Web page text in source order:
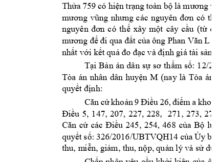
Thửa 759 có hiện trạng toàn bộ là mương
mương vũng nhưng các nguyên đơn có
nguyên đơn có thể xây một cây cầu (từ đấ
mương để đi qua đất của ông Phan Văn L
nhất với kết quả đo đạc và định giá tài sản.
Tại Bản án dân sự sơ thẩm số: 12/
Tòa án nhân dân huyện M (nay là Tòa án
quyết định:
Căn cứ khoản 9 Điều 26, điểm a kh
Điều 5, 147, 207, 227, 228, 271 , 273,
Căn cứ các Điều 245, 254, 468 của Bộ
quyết số: 326/2016/UBTVQH14 của Ủy
thu, miễn, giảm, thu, nộp, quản lý và sử